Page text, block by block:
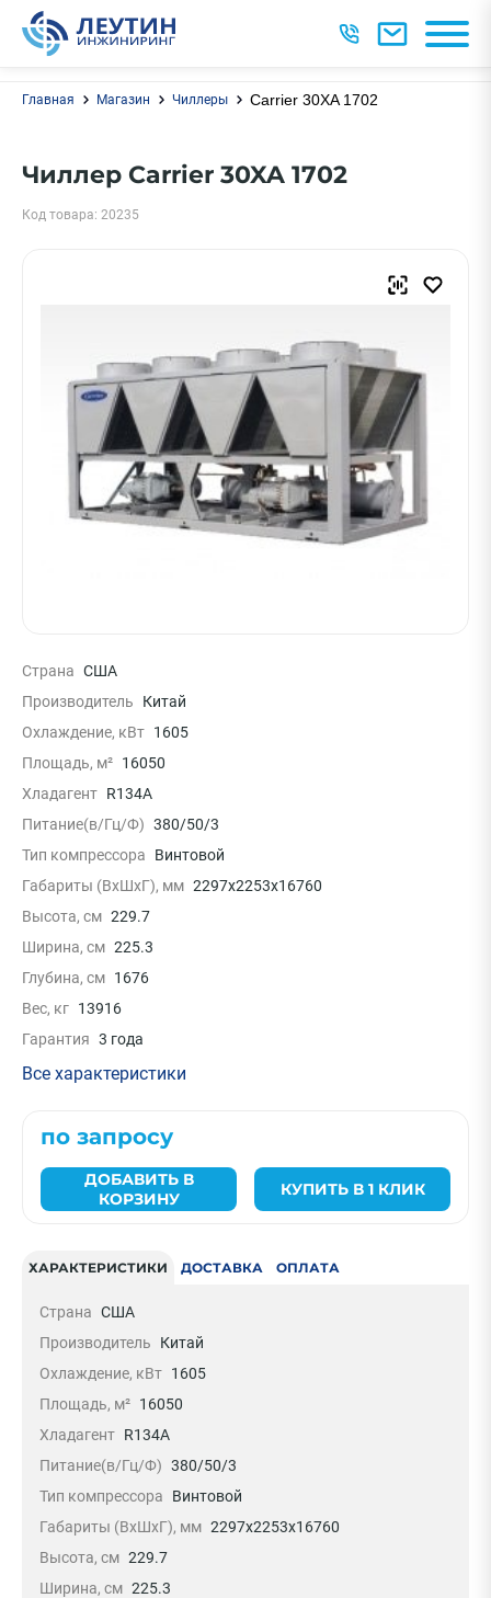
Главная Магазин Чиллеры Carrier 30XA 1702
Чиллер Carrier 30XA 1702
Код товара: 20235
Страна США
Производитель
Китай
Охлаждение, кВт 1605
Площадь, м² 16050
Хладагент R134A
Питание(в/Гц/Ф) 380/50/3
Тип компрессора
Винтовой
Габариты (ВxШxГ), мм 2297х2253x16760
Высота, см 229.7
Ширина, см 225.3
Глубина, см 1676
Вес, кг 13916
Гарантия 3 года
Все характеристики
по запросу
ДОБАВИТЬ В
КОРЗИНУ
КУПИТЬ В 1 КЛИК
ХАРАКТЕРИСТИКИ ДОСТАВКА ОПЛАТА
Страна США
Производитель
Китай
Охлаждение, кВт 1605
Площадь, м² 16050
Хладагент R134A
Питание(в/Гц/Ф) 380/50/3
Тип компрессора
Винтовой
Габариты (ВxШxГ), мм 2297х2253x16760
Высота, см 229.7
Ширина, см 225.3